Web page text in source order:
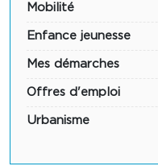
Mobilité
Enfance jeunesse
Mes démarches
Offres d'emploi
Urbanisme